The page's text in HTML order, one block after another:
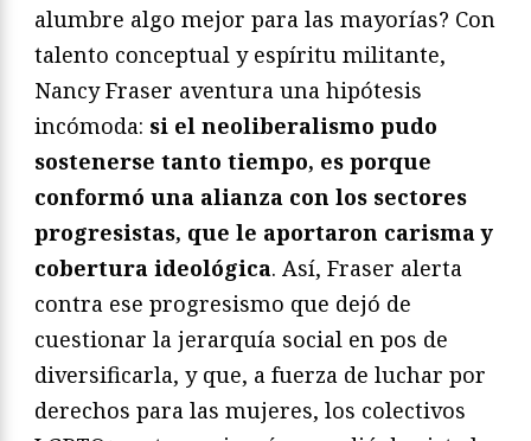
alumbre algo mejor para las mayorías? Con
talento conceptual y espíritu militante,
Nancy Fraser aventura una hipótesis
incómoda: si el neoliberalismo pudo
sostenerse tanto tiempo, es porque
conformó una alianza con los sectores
progresistas, que le aportaron carisma y
cobertura ideológica. Así, Fraser alerta
contra ese progresismo que dejó de
cuestionar la jerarquía social en pos de
diversificarla, y que, a fuerza de luchar por
derechos para las mujeres, los colectivos